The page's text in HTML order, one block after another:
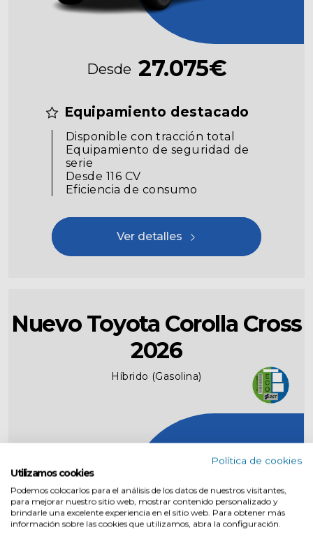
Desde 27.075€
Equipamiento destacado
Disponible con tracción total
Equipamiento de seguridad de
serie
Desde 116 CV
Eficiencia de consumo
Ver detalles
Nuevo Toyota Corolla Cross
2026
Híbrido (Gasolina)
Política de cookies
Utilizamos cookies
Podemos colocarlos para el análisis de los datos de nuestros visitantes,
para mejorar nuestro sitio web, mostrar contenido personalizado y
brindarle una excelente experiencia en el sitio web. Para obtener más
información sobre las cookies que utilizamos, abra la configuración.